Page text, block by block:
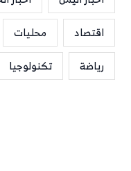
اقتصاد
محليات
رياضة
تكنولوجيا